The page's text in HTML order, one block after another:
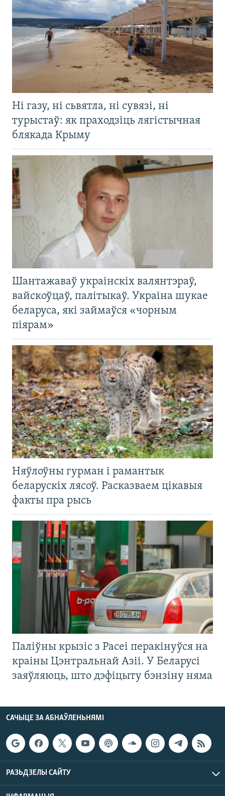
Ні газу, ні сьвятла, ні сувязі, ні
турыстаў: як праходзіць лягістычная
блякада Крыму
Шантажаваў украінскіх валянтэраў,
вайскоўцаў, палітыкаў. Украіна шукае
беларуса, які займаўся «чорным
піярам»
Няўлоўны гурман і рамантык
беларускіх лясоў. Расказваем цікавыя
факты пра рысь
Паліўны крызіс з Расеі перакінуўся на
краіны Цэнтральнай Азіі. У Беларусі
заяўляюць, што дэфіцыту бэнзіну няма
САЧЫЦЕ ЗА АБНАЎЛЕНЬНЯМІ
РАЗЬДЗЕЛЫ САЙТУ